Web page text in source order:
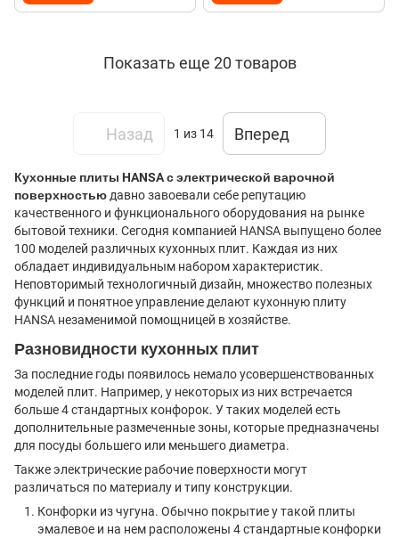
Показать еще 20 товаров
Назад 1 из 14 Вперед
Кухонные плиты HANSA с электрической варочной
поверхностьюдавно завоевали себе репутацию
качественного и функционального оборудования на рынке
бытовой техники. Сегодня компанией HANSA выпущено более
100 моделей различных кухонных плит. Каждая из них
обладает индивидуальным набором характеристик.
Неповторимый технологичный дизайн, множество полезных
функций и понятное управление делают кухонную плиту
HANSA незаменимой помощницей в хозяйстве.
Разновидности кухонных плит
За последние годы появилось немало усовершенствованных
моделей плит. Например, у некоторых из них встречается
больше 4 стандартных конфорок. У таких моделей есть
дополнительные размеченные зоны, которые предназначены
для посуды большего или меньшего диаметра.
Также электрические рабочие поверхности могут
различаться по материалу и типу конструкции.
Конфорки из чугуна. Обычно покрытие у такой плиты
эмалевое и на нем расположены 4 стандартные конфорки